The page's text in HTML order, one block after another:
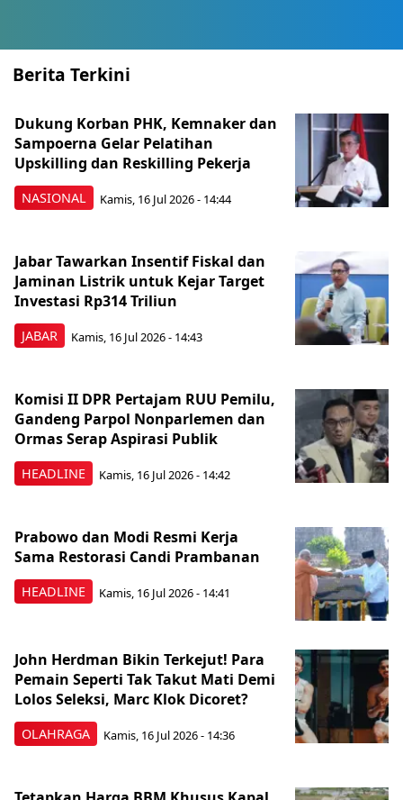
Berita Terkini
NASIONAL
Dukung Korban PHK, Kemnaker dan
Sampoerna Gelar Pelatihan
Upskilling dan Reskilling Pekerja
Kamis, 16 Jul 2026 - 14:44
JABAR
Jabar Tawarkan Insentif Fiskal dan
Jaminan Listrik untuk Kejar Target
Investasi Rp314 Triliun
Kamis, 16 Jul 2026 - 14:43
HEADLINE
Komisi II DPR Pertajam RUU Pemilu,
Gandeng Parpol Nonparlemen dan
Ormas Serap Aspirasi Publik
Kamis, 16 Jul 2026 - 14:42
HEADLINE
Prabowo dan Modi Resmi Kerja
Sama Restorasi Candi Prambanan
Kamis, 16 Jul 2026 - 14:41
OLAHRAGA
John Herdman Bikin Terkejut! Para
Pemain Seperti Tak Takut Mati Demi
Lolos Seleksi, Marc Klok Dicoret?
Kamis, 16 Jul 2026 - 14:36